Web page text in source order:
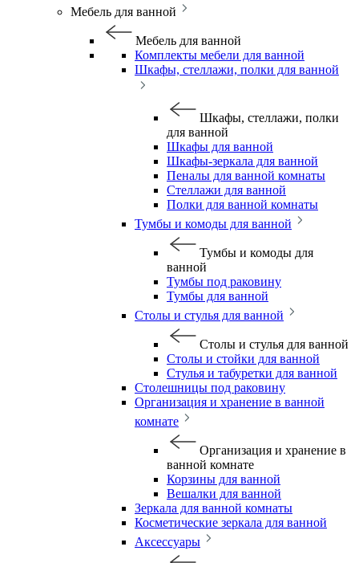
Мебель для ванной
Мебель для ванной
Комплекты мебели для ванной
Шкафы, стеллажи, полки для ванной
Шкафы, стеллажи, полки
для ванной
Шкафы для ванной
Шкафы-зеркала для ванной
Пеналы для ванной комнаты
Стеллажи для ванной
Полки для ванной комнаты
Тумбы и комоды для ванной
Тумбы и комоды для
ванной
Тумбы под раковину
Тумбы для ванной
Столы и стулья для ванной
Столы и стулья для ванной
Столы и стойки для ванной
Стулья и табуретки для ванной
Столешницы под раковину
Организация и хранение в ванной
комнате
Организация и хранение в
ванной комнате
Корзины для ванной
Вешалки для ванной
Зеркала для ванной комнаты
Косметические зеркала для ванной
Аксессуары